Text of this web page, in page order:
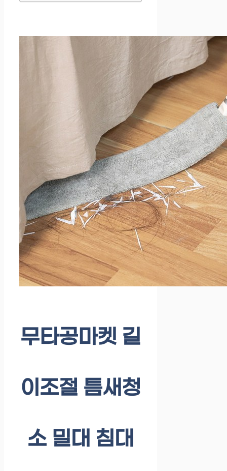
무타공마켓 길
이조절 틈새청
소 밀대 침대